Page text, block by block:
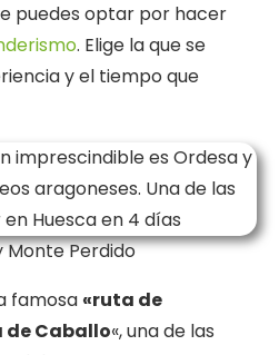
puedes optar por hacer
. Elige la que se
y el tiempo que
Monte Perdido
famosa «ruta de
de Caballo«, una de las